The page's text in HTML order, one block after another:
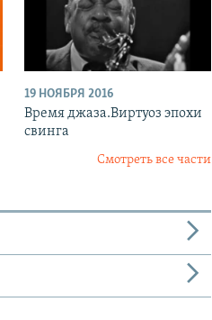
19 НОЯБРЯ 2016
Время джаза.Виртуоз эпохи
свинга
Смотреть все части